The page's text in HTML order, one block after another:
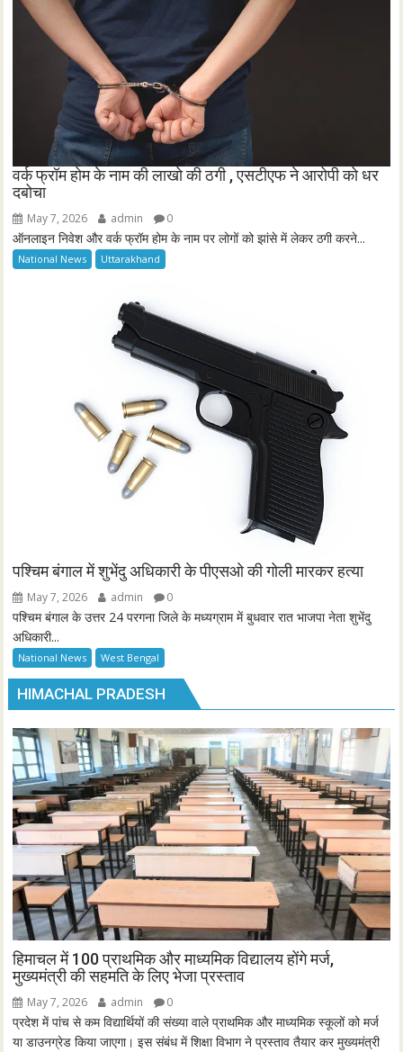
वर्क फ्रॉम होम के नाम की लाखो की ठगी , एसटीएफ ने आरोपी को धर
दबोचा
May 7, 2026 admin 0
ऑनलाइन निवेश और वर्क फ्रॉम होम के नाम पर लोगों को झांसे में लेकर ठगी करने...
National News Uttarakhand
पश्चिम बंगाल में शुभेंदु अधिकारी के पीएसओ की गोली मारकर हत्या
May 7, 2026 admin 0
पश्चिम बंगाल के उत्तर 24 परगना जिले के मध्यग्राम में बुधवार रात भाजपा नेता शुभेंदु
अधिकारी...
National News West Bengal
HIMACHAL PRADESH
हिमाचल में 100 प्राथमिक और माध्यमिक विद्यालय होंगे मर्ज,
मुख्यमंत्री की सहमति के लिए भेजा प्रस्ताव
May 7, 2026 admin 0
प्रदेश में पांच से कम विद्यार्थियों की संख्या वाले प्राथमिक और माध्यमिक स्कूलों को मर्ज
या डाउनग्रेड किया जाएगा। इस संबंध में शिक्षा विभाग ने प्रस्ताव तैयार कर मुख्यमंत्री